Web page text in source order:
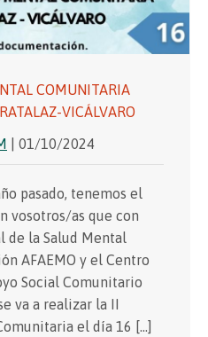
COMUNITARIA
VICÁLVARO
| 01/10/2024
pasado, tenemos el
vosotros/as que con
de la Salud Mental
AFAEMO y el Centro
Social Comunitario
va a realizar la II
el día 16 […]